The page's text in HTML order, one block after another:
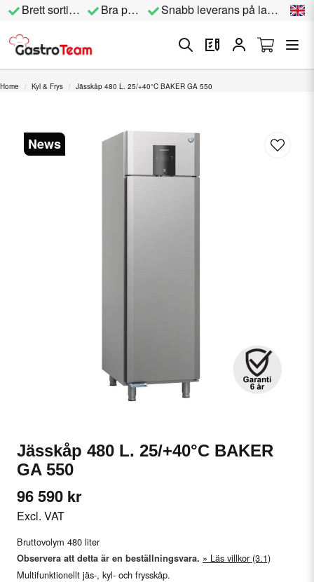
Brett sortiment Bra priser Snabb leverans på lagervara
Home Kyl & Frys Jässkåp 480 L. 25/+40°C BAKER GA 550
News
Jässkåp 480 L. 25/+40°C BAKER
GA 550
96 590 kr
Excl. VAT
Bruttovolym 480 liter
Observera att detta är en beställningsvara.
Läs villkor (3.1)
Multifunktionellt jäs-, kyl- och frysskåp.